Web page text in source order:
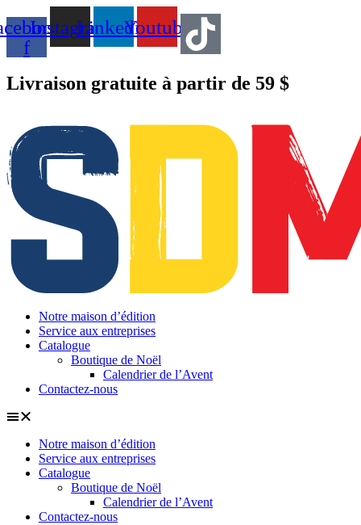
au
contenu
f
InstagramLinkedinYoutube
Livraison gratuite à partir de 59 $
Notre maison d’édition
Service aux entreprises
Catalogue
Boutique de Noël
Calendrier de l’Avent
Contactez-nous
Notre maison d’édition
Service aux entreprises
Catalogue
Boutique de Noël
Calendrier de l’Avent
Contactez-nous